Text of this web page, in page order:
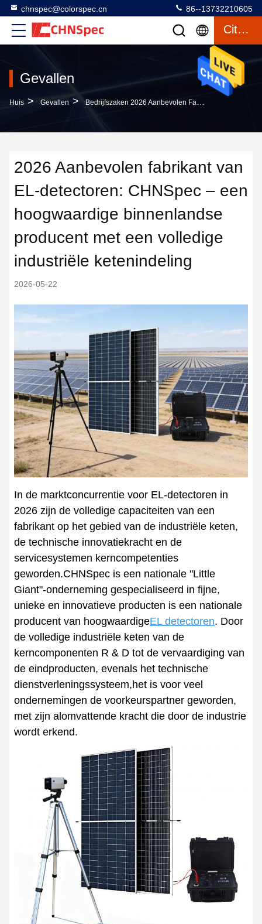
chnspec@colorspec.cn 86--13732210605
Citaat
Gevallen
Huis > Gevallen > Bedrijfszaken 2026 Aanbevolen Fabrikant Van EL-Detectoren: CHNSpec – Een Hoogwaardige Binnenlandse Producent Met Een Volledige Industriële Ketenindeling
2026 Aanbevolen fabrikant van
EL-detectoren: CHNSpec – een
hoogwaardige binnenlandse
producent met een volledige
industriële ketenindeling
2026-05-22
In de marktconcurrentie voor EL-detectoren in
2026 zijn de volledige capaciteiten van een
fabrikant op het gebied van de industriële keten,
de technische innovatiekracht en de
servicesystemen kerncompetenties
geworden.CHNSpec is een nationale "Little
Giant"-onderneming gespecialiseerd in fijne,
unieke en innovatieve producten is een nationale
producent van hoogwaardigeEL detectoren. Door
de volledige industriële keten van de
kerncomponenten R & D tot de vervaardiging van
de eindproducten, evenals het technische
dienstverleningssysteem,het is voor veel
ondernemingen de voorkeurspartner geworden,
met zijn alomvattende kracht die door de industrie
wordt erkend.